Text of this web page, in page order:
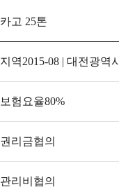
카고 25톤
지역2015-08 | 대전광역시
보험요율80%
권리금협의
관리비 협의